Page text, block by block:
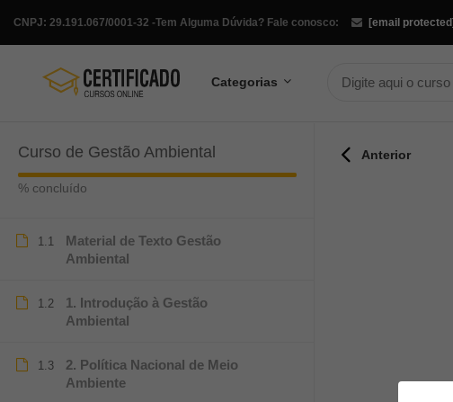
Tem Alguma Dúvida? Fale conosco: [email protected]
CNPJ: 29.191.067/0001-32 -
Categorias
Curso de Gestão Ambiental
% concluído
1.1
Material de Texto Gestão
Ambiental
1.2
1. Introdução à Gestão
Ambiental
1.3
2. Política Nacional de Meio
Ambiente
Anterior